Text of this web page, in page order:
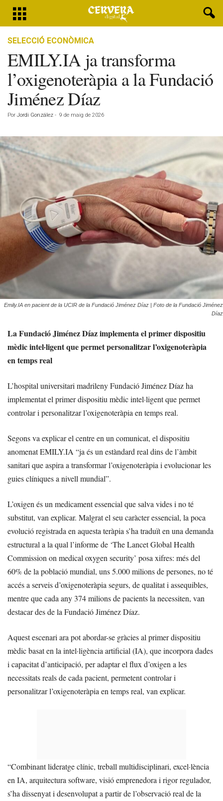
SELECCIÓ ECONÒMICA
EMILY.IA ja transforma
l’oxigenoteràpia a la Fundació
Jiménez Díaz
Por Jordi González - 9 de maig de 2026
Emily.IA en pacient de la UCIR de la Fundació Jiménez Díaz | Foto de la Fundació Jiménez
Díaz
La Fundació Jiménez Díaz implementa el primer dispositiu
mèdic intel·ligent que permet personalitzar l’oxigenoteràpia
en temps real
L’hospital universitari madrileny Fundació Jiménez Díaz ha
implementat el primer dispositiu mèdic intel·ligent que permet
controlar i personalitzar l’oxigenoteràpia en temps real.
Segons va explicar el centre en un comunicat, el dispositiu
anomenat EMILY.IA “ja és un estàndard real dins de l’àmbit
sanitari que aspira a transformar l’oxigenoteràpia i evolucionar les
guies clíniques a nivell mundial”.
L’oxigen és un medicament essencial que salva vides i no té
substitut, van explicar. Malgrat el seu caràcter essencial, la poca
evolució registrada en aquesta teràpia s’ha traduït en una demanda
estructural a la qual l’informe de ‘The Lancet Global Health
Commission on medical oxygen security’ posa xifres: més del
60% de la població mundial, uns 5.000 milions de persones, no té
accés a serveis d’oxigenoteràpia segurs, de qualitat i assequibles,
mentre que cada any 374 milions de pacients la necessiten, van
destacar des de la Fundació Jiménez Díaz.
Aquest escenari ara pot abordar-se gràcies al primer dispositiu
mèdic basat en la intel·ligència artificial (IA), que incorpora dades
i capacitat d’anticipació, per adaptar el flux d’oxigen a les
necessitats reals de cada pacient, permetent controlar i
personalitzar l’oxigenoteràpia en temps real, van explicar.
“Combinant lideratge clínic, treball multidisciplinari, excel·lència
en IA, arquitectura software, visió emprenedora i rigor regulador,
s’ha dissenyat i desenvolupat a partir de l’observació real de la